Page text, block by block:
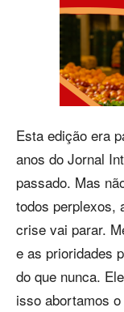
Esta edição era
anos do Jornal
passado. Mas
todos perplexos,
crise vai parar.
e as prioridades
do que nunca.
isso abortamos